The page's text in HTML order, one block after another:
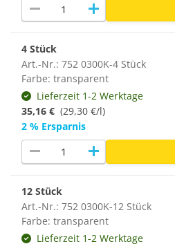
remove add
4 Stück
Art.-Nr.: 752 0300K-4 Stück
Farbe: transparent
Lieferzeit 1-2 Werktage
35,16 € (29,30 €/l)
2 % Ersparnis
remove add
12 Stück
Art.-Nr.: 752 0300K-12 Stück
Farbe: transparent
Lieferzeit 1-2 Werktage